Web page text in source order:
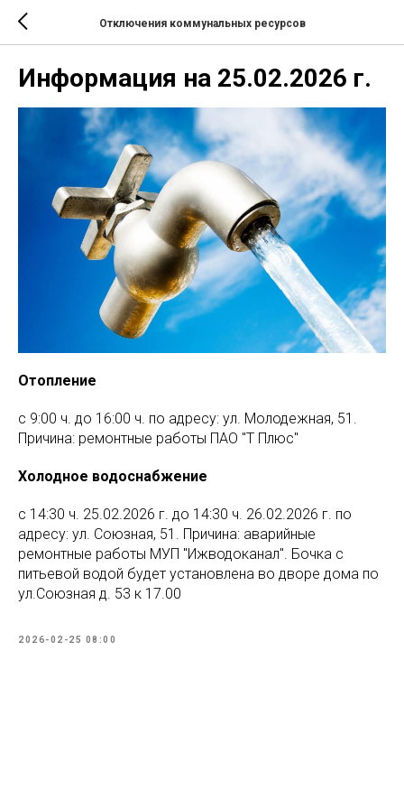
Отключения коммунальных ресурсов
Информация на 25.02.2026 г.
Отопление
с 9:00 ч. до 16:00 ч. по адресу: ул. Молодежная, 51.
Причина: ремонтные работы ПАО "Т Плюс"
Холодное водоснабжение
с 14:30 ч. 25.02.2026 г. до 14:30 ч. 26.02.2026 г. по
адресу: ул. Союзная, 51. Причина: аварийные
ремонтные работы МУП "Ижводоканал". Бочка с
питьевой водой будет установлена во дворе дома по
ул.Союзная д. 53 к 17.00
2026-02-25 08:00